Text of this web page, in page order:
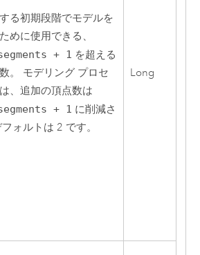
る初期段階でモデルを
めに使用できる、
+ 1 を超える
。 モデリング プロセ
、追加の頂点数は
+ 1 に削減さ
ォルトは 2 です。
Long